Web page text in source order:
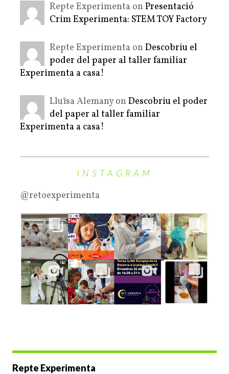
Repte Experimenta on Presentació
Crim Experimenta: STEM TOY Factory
Repte Experimenta on Descobriu el
poder del paper al taller familiar
Experimenta a casa!
Lluïsa Alemany on Descobriu el poder
del paper al taller familiar
Experimenta a casa!
INSTAGRAM
@retoexperimenta
Repte Experimenta